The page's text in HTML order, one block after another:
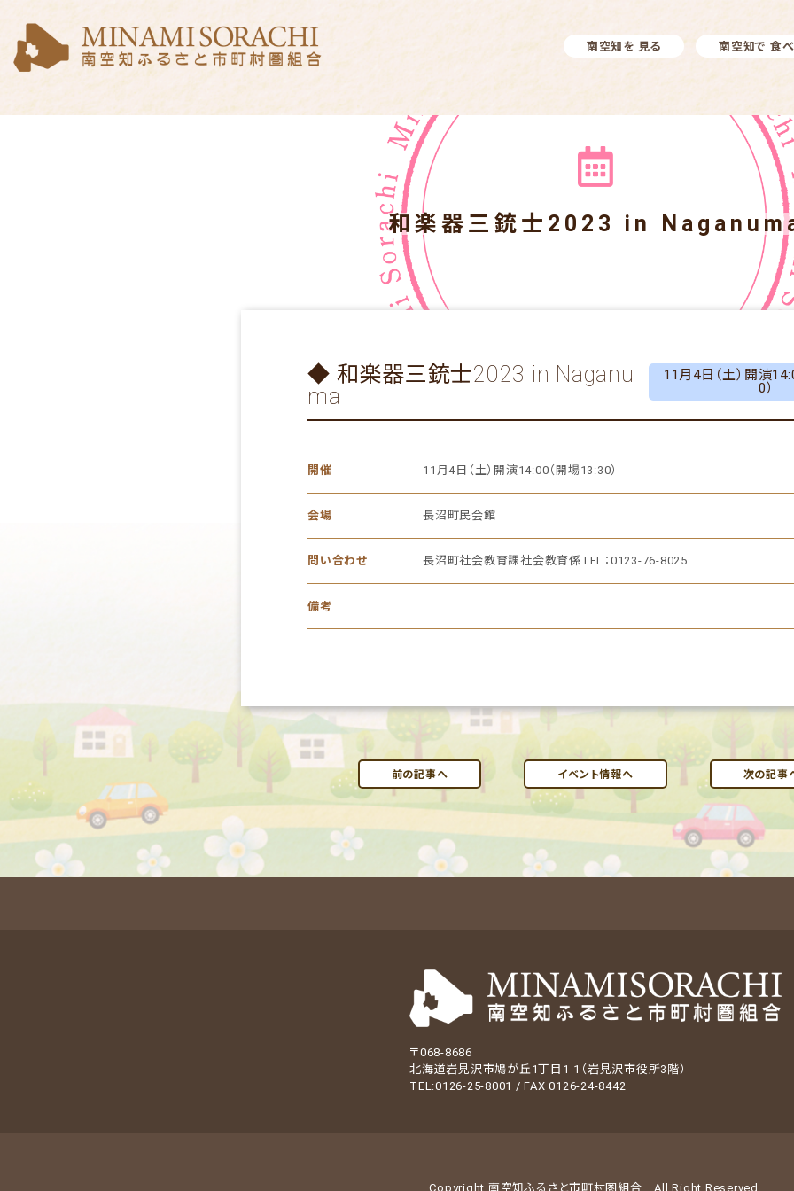
南空知を 見る 南空知で 食
和楽器三銃士2023 in
◆ 和楽器三銃士2023 in Naganu
ma
11月4日（土）開演
0）
開催 11月4日（土）開演14:00（開場13:30）
会場 長沼町民会館
問い合わせ 長沼町社会教育課社会教育係TEL：0123-76-8025
備考
前の記事へ イベント情報へ 次の記事
〒068-8686
北海道岩見沢市鳩が丘1丁目1-1（岩見沢市役所3階）
TEL:0126-25-8001 / FAX 0126-24-8442
Copyright 南空知ふるさと市町村圏組合All Right Reserved.